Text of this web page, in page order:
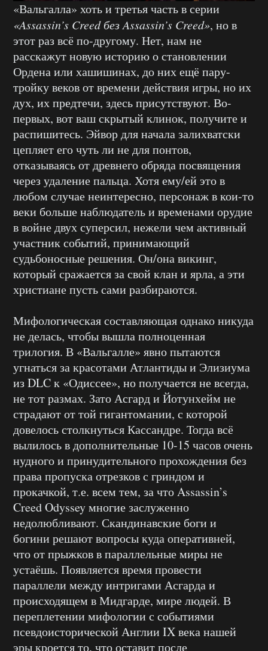
«Вальгалла» хоть и третья часть в серии
«Assassin’s Creed без Assassin’s Creed», но в
этот раз всё по-другому. Нет, нам не
расскажут новую историю о становлении
Ордена или хашишинах, до них ещё пару-
тройку веков от времени действия игры, но их
дух, их предтечи, здесь присутствуют. Во-
первых, вот ваш скрытый клинок, получите и
распишитесь. Эйвор для начала залихватски
цепляет его чуть ли не для понтов,
отказываясь от древнего обряда посвящения
через удаление пальца. Хотя ему/ей это в
любом случае неинтересно, персонаж в кои-то
веки больше наблюдатель и временами орудие
в войне двух суперсил, нежели чем активный
участник событий, принимающий
судьбоносные решения. Он/она викинг,
который сражается за свой клан и ярла, а эти
христиане пусть сами разбираются.
Мифологическая составляющая однако никуда
не делась, чтобы вышла полноценная
трилогия. В «Вальгалле» явно пытаются
угнаться за красотами Атлантиды и Элизиума
из DLC к «Одиссее», но получается не всегда,
не тот размах. Зато Асгард и Йотунхейм не
страдают от той гигантомании, с которой
довелось столкнуться Кассандре. Тогда всё
вылилось в дополнительные 10-15 часов очень
нудного и принудительного прохождения без
права пропуска отрезков с гриндом и
прокачкой, т.е. всем тем, за что Assassin’s
Creed Odyssey многие заслуженно
недолюбливают. Скандинавские боги и
богини решают вопросы куда оперативней,
что от прыжков в параллельные миры не
устаёшь. Появляется время провести
параллели между интригами Асгарда и
происходящем в Мидгарде, мире людей. В
переплетении мифологии с событиями
псевдоисторической Англии IX века нашей
эры кроется то, что оставит после